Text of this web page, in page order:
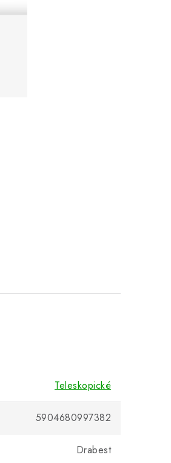
Teleskopické
5904680997382
Drabest